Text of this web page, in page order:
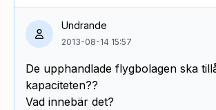
Undrande
2013-08-14 15:57
De upphandlade flygbolagen ska
kapaciteten??
Vad innebär det?